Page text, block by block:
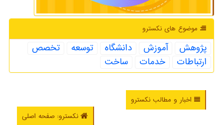
موضوع های نكسترو
پژوهش آموزش دانشگاه توسعه
تخصص
ارتباطات
خدمات ساخت
اخبار و مطالب نکسترو
نکسترو: صفحه اصلی